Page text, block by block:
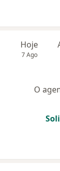
Hoje
7 Ago
O